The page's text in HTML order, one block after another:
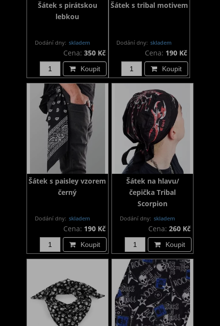
Šátek s pirátskou
lebkou
Dodání dny: skladem
Cena: 350 Kč
Koupit
Šátek s tribal motivem
Dodání dny: skladem
Cena: 190 Kč
Koupit
Šátek s paisley vzorem
černý
Dodání dny: skladem
Cena: 190 Kč
Koupit
Šátek na hlavu/
čepička Tribal
Scorpion
Dodání dny: skladem
Cena: 260 Kč
Koupit